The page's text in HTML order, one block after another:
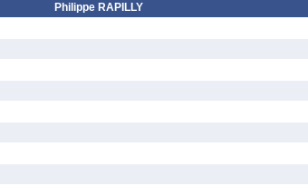
Philippe RAPILLY